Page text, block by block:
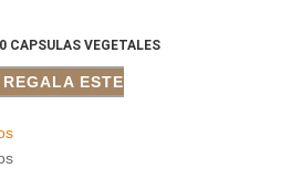
CAPSULAS VEGETALES
REGALA ESTE